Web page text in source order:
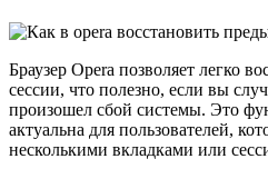
Браузер Opera позволяет легко
сессии, что полезно, если вы
произошел сбой системы. Это
актуальна для пользователей,
несколькими вкладками или